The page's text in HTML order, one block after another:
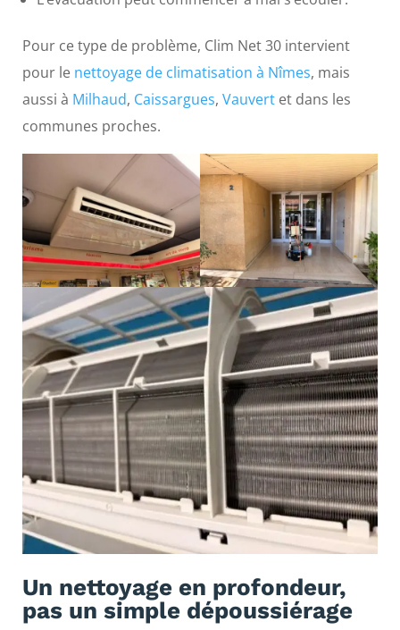
Pour ce type de problème, Clim Net 30 intervient
pour le nettoyage de climatisation à Nîmes, mais
aussi à Milhaud, Caissargues, Vauvert et dans les
communes proches.
Un nettoyage en profondeur,
pas un simple dépoussiérage